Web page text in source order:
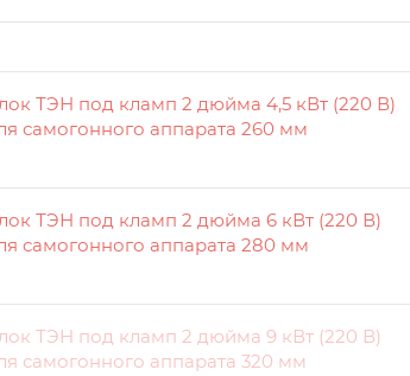
ТЭН под кламп 2 дюйма 4,5 кВт (220 В)
самогонного аппарата 260 мм
ТЭН под кламп 2 дюйма 6 кВт (220 В)
самогонного аппарата 280 мм
ТЭН под кламп 2 дюйма 9 кВт (220 В)
самогонного аппарата 320 мм